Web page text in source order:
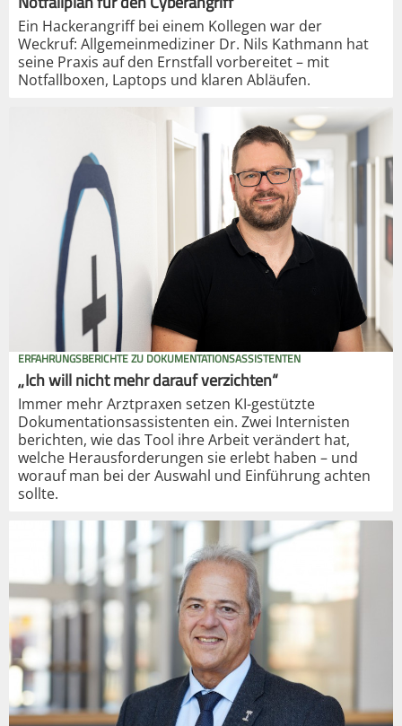
Ein Hackerangriff bei einem Kollegen war der
Weckruf: Allgemeinmediziner Dr. Nils Kathmann hat
seine Praxis auf den Ernstfall vorbereitet – mit
Notfallboxen, Laptops und klaren Abläufen.
ERFAHRUNGSBERICHTE ZU DOKUMENTATIONSASSISTENTEN
„Ich will nicht mehr darauf verzichten“
Immer mehr Arztpraxen setzen KI-gestützte
Dokumentationsassistenten ein. Zwei Internisten
berichten, wie das Tool ihre Arbeit verändert hat,
welche Herausforderungen sie erlebt haben – und
worauf man bei der Auswahl und Einführung achten
sollte.